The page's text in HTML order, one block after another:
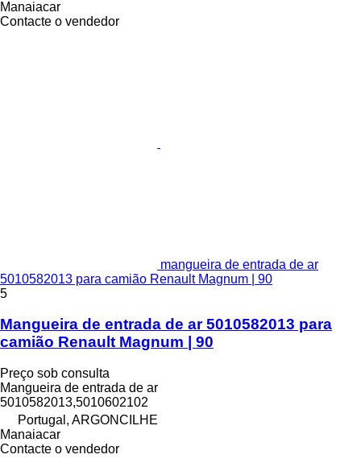
Manaiacar
Contacte o vendedor
mangueira de entrada de ar
5010582013 para camião Renault Magnum | 90
5
Mangueira de entrada de ar 5010582013 para
camião Renault Magnum | 90
Preço sob consulta
Mangueira de entrada de ar
5010582013,5010602102
Portugal, ARGONCILHE
Manaiacar
Contacte o vendedor